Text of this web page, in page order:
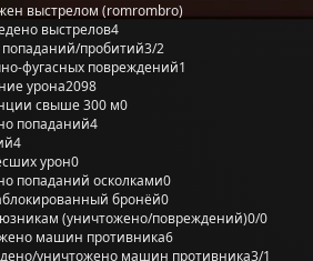
выстрелом (romrombro)
выстрелов4
пробитий3/2
фугасных повреждений1
урона2098
свыше 300 м0
попаданий4
4
урон0
попаданий осколками0
бронёй0
(уничтожено/повреждений)0/0
машин противника6
уничтожено машин противника3/1